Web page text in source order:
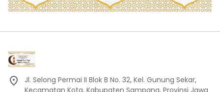
Jl. Selong Permai II Blok B No. 32, Kel. Gunung Sekar,